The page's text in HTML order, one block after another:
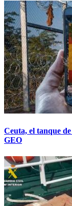
Ceuta, el tanque
GEO